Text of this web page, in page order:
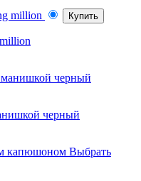
Купить
черный
Выбрать